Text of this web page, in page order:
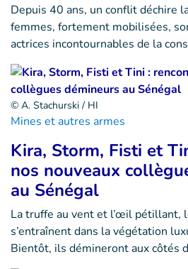
Depuis 40 ans, un conflit déchire
femmes, fortement mobilisées,
actrices incontournables de la
© A. Stachurski / HI
Mines et autres armes
Kira, Storm, Fisti et
nos nouveaux
au Sénégal
La truffe au vent et l’œil pétillant,
s’entraînent dans la végétation
Bientôt, ils démineront aux côtés